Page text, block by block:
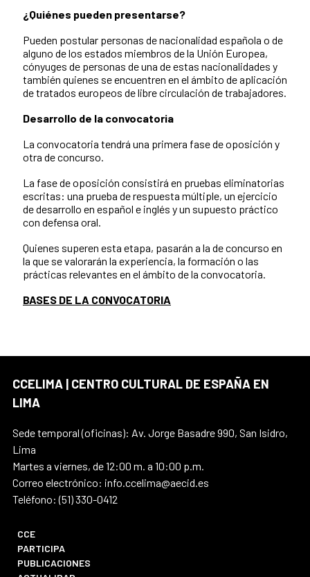
¿Quiénes pueden presentarse?
Pueden postular personas de nacionalidad española o de
alguno de los estados miembros de la Unión Europea,
cónyuges de personas de una de estas nacionalidades y
también quienes se encuentren en el ámbito de aplicación
de tratados europeos de libre circulación de trabajadores.
Desarrollo de la convocatoria
La convocatoria tendrá una primera fase de oposición y
otra de concurso.
La fase de oposición consistirá en pruebas eliminatorias
escritas: una prueba de respuesta múltiple, un ejercicio
de desarrollo en español e inglés y un supuesto práctico
con defensa oral.
Quienes superen esta etapa, pasarán a la de concurso en
la que se valorarán la experiencia, la formación o las
prácticas relevantes en el ámbito de la convocatoria.
BASES DE LA CONVOCATORIA
CCELIMA | CENTRO CULTURAL DE ESPAÑA EN
LIMA
Sede temporal (oficinas): Av. Jorge Basadre 990, San Isidro,
Lima
Martes a viernes, de 12:00 m. a 10:00 p.m.
Correo electrónico: info.ccelima@aecid.es
Teléfono: (51) 330-0412
CCE
PARTICIPA
PUBLICACIONES